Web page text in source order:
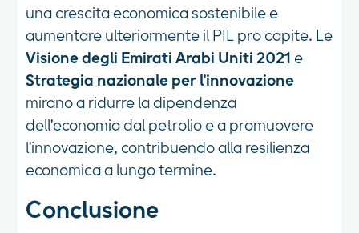
una crescita economica sostenibile e
aumentare ulteriormente il PIL pro capite. Le
Visione degli Emirati Arabi Uniti 2021 e
Strategia nazionale per l'innovazione
mirano a ridurre la dipendenza
dell'economia dal petrolio e a promuovere
l'innovazione, contribuendo alla resilienza
economica a lungo termine.
Conclusione